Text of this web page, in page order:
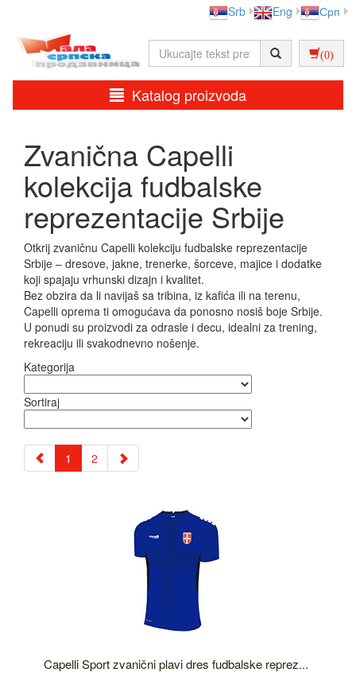
Srb Eng Срп
(0)
Katalog proizvoda
Zvanična Capelli
kolekcija fudbalske
reprezentacije Srbije
Otkrij zvaničnu Capelli kolekciju fudbalske reprezentacije
Srbije – dresove, jakne, trenerke, šorceve, majice i dodatke
koji spajaju vrhunski dizajn i kvalitet.
Bez obzira da li navijaš sa tribina, iz kafića ili na terenu,
Capelli oprema ti omogućava da ponosno nosiš boje Srbije.
U ponudi su proizvodi za odrasle i decu, idealni za trening,
rekreaciju ili svakodnevno nošenje.
Kategorija
Sortiraj
1 2
Capelli Sport zvanični plavi dres fudbalske reprez...